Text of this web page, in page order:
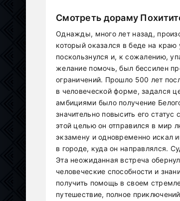
Смотреть дораму
Однажды, много лет назад,
который оказался в беде на
поскользнулся и, к сожалению,
желание помочь, был бессилен
ограничений. Прошло 500 лет
в человеческой форме, задался
амбициями было получение
значительно повысить его
этой целью он отправился в мир
экзамену и одновременно искал
в городе, куда он направлялся.
Эта неожиданная встреча
человеческие способности и
получить помощь в своем
путешествие, полное